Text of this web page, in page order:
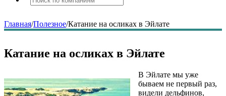
Главная/Полезное/Катание на осликах в Эйлате
Катание на осликах в Эйлате
В Эйлате мы уже
бываем не первый раз,
видели дельфинов,